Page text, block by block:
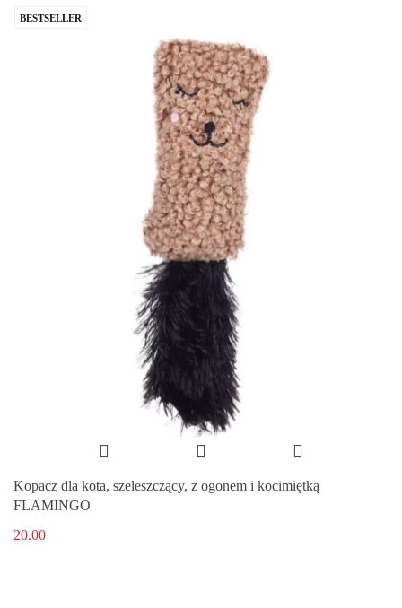
BESTSELLER
Kopacz dla kota, szeleszczący, z ogonem i kocimiętką
FLAMINGO
20.00